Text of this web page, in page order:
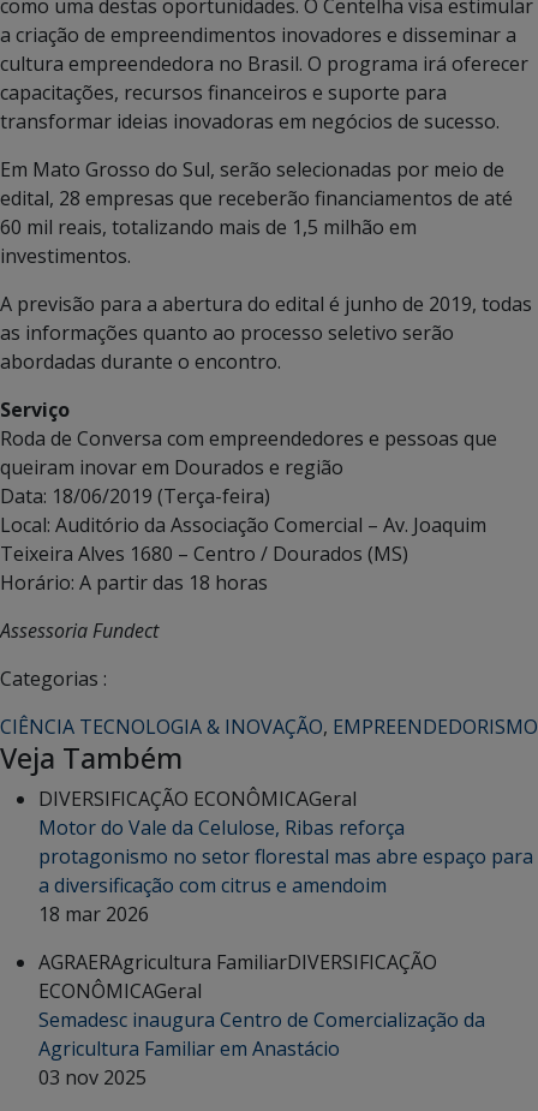
como uma destas oportunidades. O Centelha visa estimular
a criação de empreendimentos inovadores e disseminar a
cultura empreendedora no Brasil. O programa irá oferecer
capacitações, recursos financeiros e suporte para
transformar ideias inovadoras em negócios de sucesso.
Em Mato Grosso do Sul, serão selecionadas por meio de
edital, 28 empresas que receberão financiamentos de até
60 mil reais, totalizando mais de 1,5 milhão em
investimentos.
A previsão para a abertura do edital é junho de 2019, todas
as informações quanto ao processo seletivo serão
abordadas durante o encontro.
Serviço
Roda de Conversa com empreendedores e pessoas que
queiram inovar em Dourados e região
Data: 18/06/2019 (Terça-feira)
Local: Auditório da Associação Comercial – Av. Joaquim
Teixeira Alves 1680 – Centro / Dourados (MS)
Horário: A partir das 18 horas
Assessoria Fundect
Categorias :
CIÊNCIA TECNOLOGIA & INOVAÇÃO, EMPREENDEDORISMO
Veja Também
DIVERSIFICAÇÃO ECONÔMICAGeral
Motor do Vale da Celulose, Ribas reforça
protagonismo no setor florestal mas abre espaço para
a diversificação com citrus e amendoim
18 mar 2026
AGRAERAgricultura FamiliarDIVERSIFICAÇÃO
ECONÔMICAGeral
Semadesc inaugura Centro de Comercialização da
Agricultura Familiar em Anastácio
03 nov 2025